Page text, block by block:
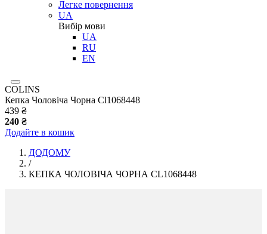
Легке повернення
UA
Вибір мови
UA
RU
EN
COLINS
Кепка Чоловіча Чорна Cl1068448
439 ₴
240 ₴
Додайте в кошик
ДОДОМУ
/
КЕПКА ЧОЛОВІЧА ЧОРНА CL1068448